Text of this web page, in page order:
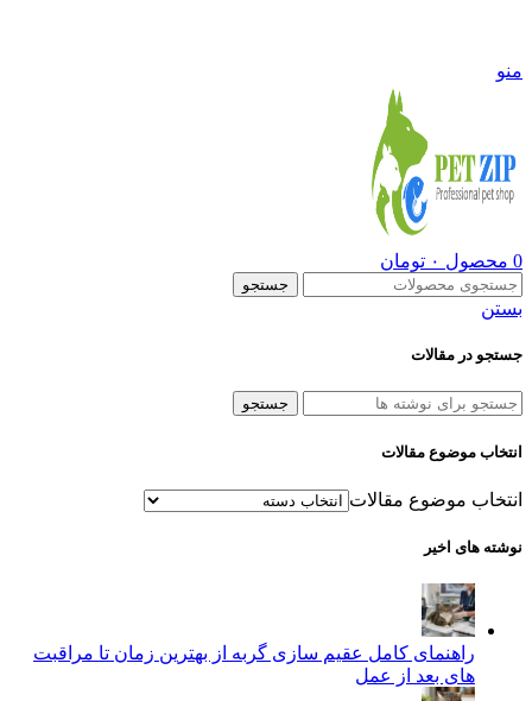
منو
0 محصول ۰ تومان
جستجو
بستن
جستجو در مقالات
جستجو
انتخاب موضوع مقالات
انتخاب موضوع مقالات
نوشته های اخیر
راهنمای کامل عقیم سازی گربه از بهترین زمان تا مراقبت‌
های بعد از عمل